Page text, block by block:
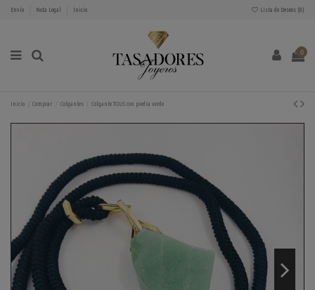
Envío Nota Legal Inicio Lista de Deseos (0)
0
Inicio Comprar Colgantes Colgante TOUS con piedra verde